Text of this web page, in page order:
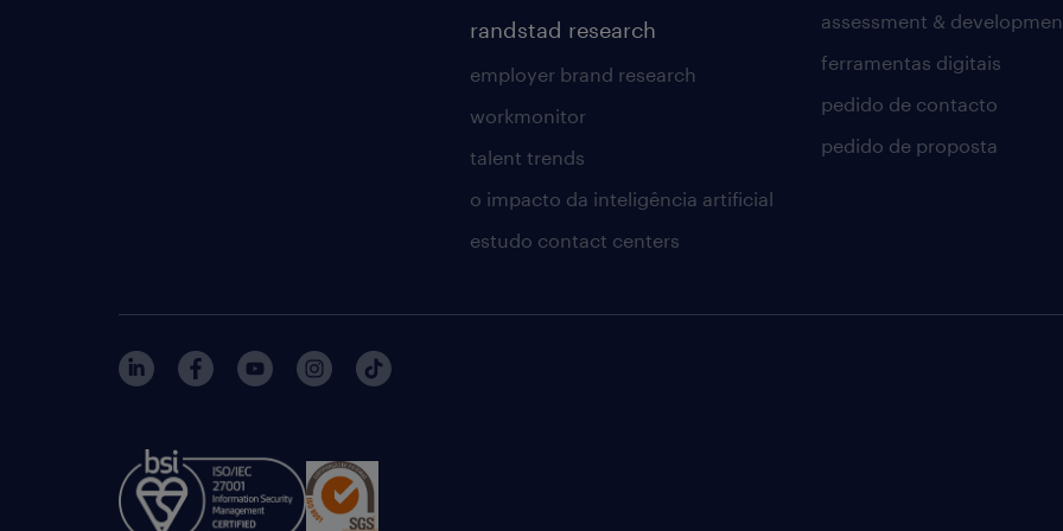
randstad research
employer brand research
workmonitor
talent trends
o impacto da inteligência artificial
estudo contact centers
assessment &
ferramentas digitais
pedido de contacto
pedido de proposta